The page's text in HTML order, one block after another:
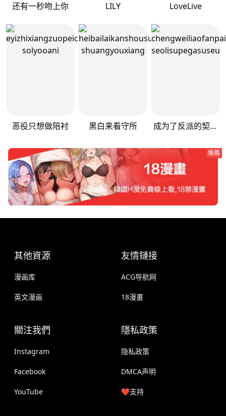
还有一秒吻上你 LILY LoveLive
恶役只想做陪衬 黑白来看守所 成为了反派的契约家人
推薦
其他資源
漫画库
英文漫画
友情鏈接
ACG导航网
18漫畫
關注我們
Instagram
Facebook
YouTube
隱私政策
隐私政策
DMCA声明
❤️支持